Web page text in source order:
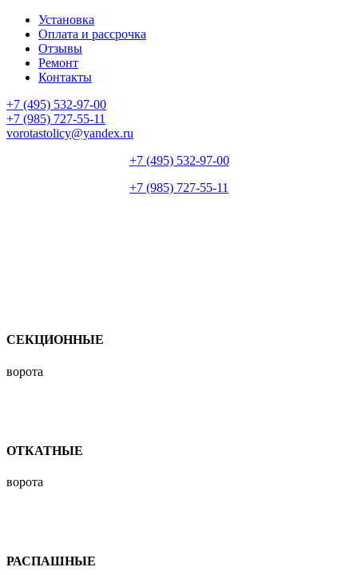
Установка
Оплата и рассрочка
Отзывы
Ремонт
Контакты
+7 (495) 532-97-00
+7 (985) 727-55-11
vorotastolicy@yandex.ru
+7 (495) 532-97-00
+7 (985) 727-55-11
СЕКЦИОННЫЕ
ворота
ОТКАТНЫЕ
ворота
РАСПАШНЫЕ